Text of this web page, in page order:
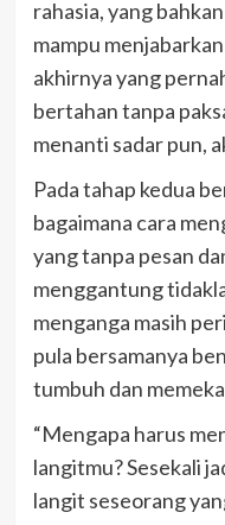
rahasia, yang
mampu
akhirnya yang
bertahan tanpa
menanti sadar pun,
Pada tahap kedua
bagaimana cara
yang tanpa pesan
menggantung
menganga masih
pula bersamanya
tumbuh dan
“Mengapa harus
langitmu? Sesekali
langit seseorang